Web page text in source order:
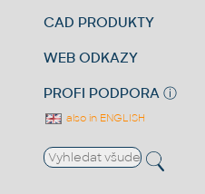
CAD PRODUKTY
WEB ODKAZY
PROFI PODPORA ⓘ
also in ENGLISH